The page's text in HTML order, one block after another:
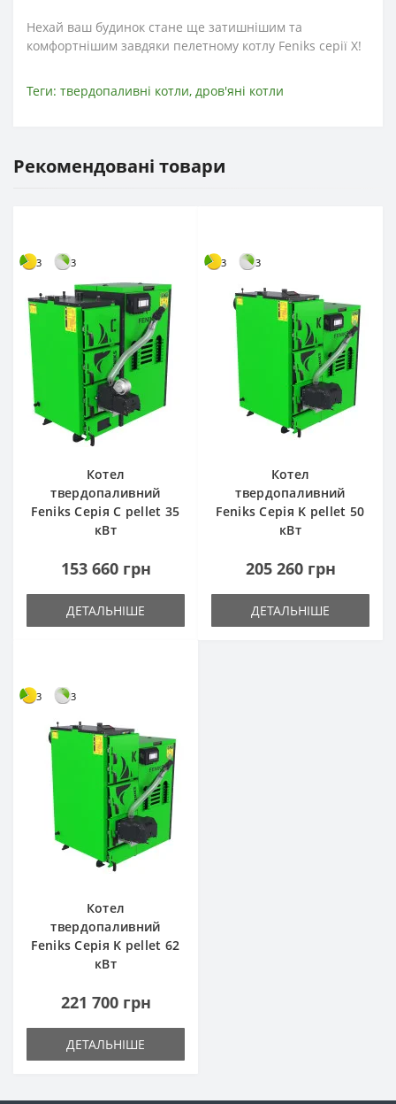
Нехай ваш будинок стане ще затишнішим та
комфортнішим завдяки пелетному котлу Feniks серії X!
Теги: твердопаливні котли, дров'яні котли
Рекомендовані товари
3 3
Котел
твердопаливний
Feniks Серія C pellet 35
кВт
153 660 грн
ДЕТАЛЬНІШЕ
3 3
Котел
твердопаливний
Feniks Серія K pellet 50
кВт
205 260 грн
ДЕТАЛЬНІШЕ
3 3
Котел
твердопаливний
Feniks Серія K pellet 62
кВт
221 700 грн
ДЕТАЛЬНІШЕ